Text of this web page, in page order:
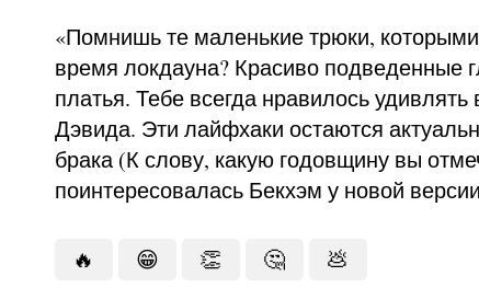
«Помнишь те маленькие трюки,
время локдауна? Красиво подведенные
платья. Тебе всегда нравилось удивлять
Дэвида. Эти лайфхаки остаются
брака (К слову, какую годовщину вы
поинтересовалась Бекхэм у новой
🔥 😁 👏 🤔 💩